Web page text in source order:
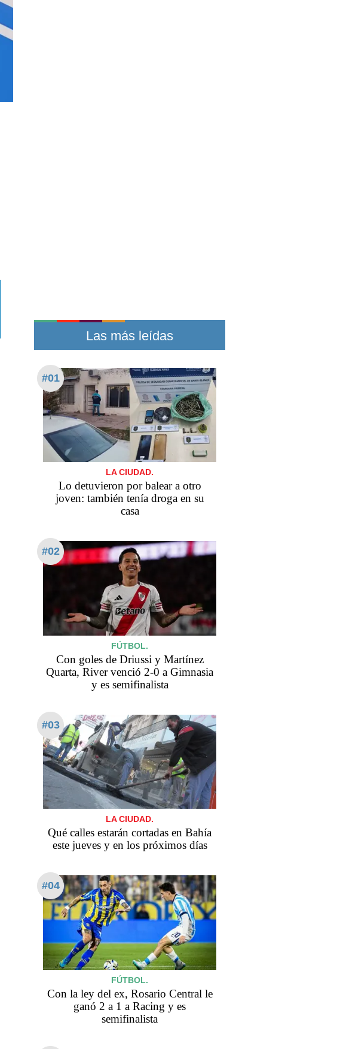
Las más leídas
#01
LA CIUDAD.
Lo detuvieron por balear a otro
joven: también tenía droga en su
casa
#02
FÚTBOL.
Con goles de Driussi y Martínez
Quarta, River venció 2-0 a Gimnasia
y es semifinalista
#03
LA CIUDAD.
Qué calles estarán cortadas en Bahía
este jueves y en los próximos días
#04
FÚTBOL.
Con la ley del ex, Rosario Central le
ganó 2 a 1 a Racing y es
semifinalista